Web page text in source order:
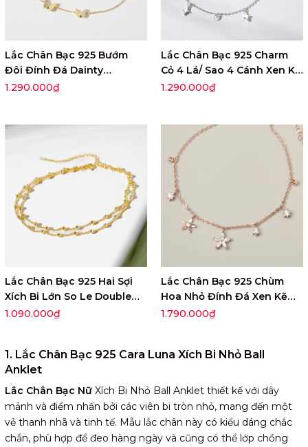
Lắc Chân Bạc 925 Bướm
Đôi Đính Đá Dainty
Butterfly - VSA02
1.290.000₫
Lắc Chân Bạc 925 Charm
Cỏ 4 Lá/ Sao 4 Cánh Xen Kẽ
Charm Tròn Đính Đá -
1.290.000₫
Lắc Chân Bạc 925 Hai Sợi
Xích Bi Lớn So Le Double
Ball Anklet - VCA03
1.090.000₫
Lắc Chân Bạc 925 Chùm
Hoa Nhỏ Đính Đá Xen Kẽ
Blossom Flower - VGA03
1.790.000₫
1. Lắc Chân Bạc 925 Cara Luna Xích Bi Nhỏ Ball
Anklet
Lắc Chân Bạc Nữ Xích Bi Nhỏ Ball Anklet thiết kế với dây
mảnh và điểm nhấn bởi các viên bi tròn nhỏ, mang đến một
vẻ thanh nhã và tinh tế. Mẫu lắc chân này có kiểu dáng chắc
chắn, phù hợp để đeo hàng ngày và cũng có thể lớp chồng